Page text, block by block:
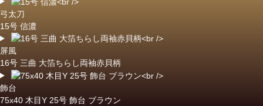
弓太刀
15号 信濃
屏風
16号 三曲 大箔ちらし両袖赤貝柄
飾台
75x40 木目Y 25号 飾台 ブラウン